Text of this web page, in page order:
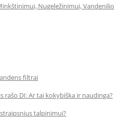
Nugeležinimui, Vandenilio
filtrai
rašo DI: Ar tai kokybiška ir naudinga?
talpinimui?